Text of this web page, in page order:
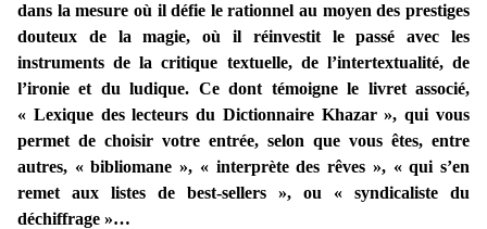
dans la mesure où il défie le rationnel au moyen des prestiges
douteux de la magie, où il réinvestit le passé avec les
instruments de la critique textuelle, de l’intertextualité, de
l’ironie et du ludique. Ce dont témoigne le livret associé,
« Lexique des lecteurs du Dictionnaire Khazar », qui vous
permet de choisir votre entrée, selon que vous êtes, entre
autres, « bibliomane », « interprète des rêves », « qui s’en
remet aux listes de best-sellers », ou « syndicaliste du
déchiffrage »…